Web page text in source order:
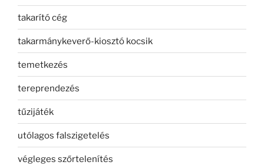
takarító cég
takarmánykeverő-kiosztó kocsik
temetkezés
tereprendezés
tűzijáték
utólagos falszigetelés
végleges szőrtelenítés